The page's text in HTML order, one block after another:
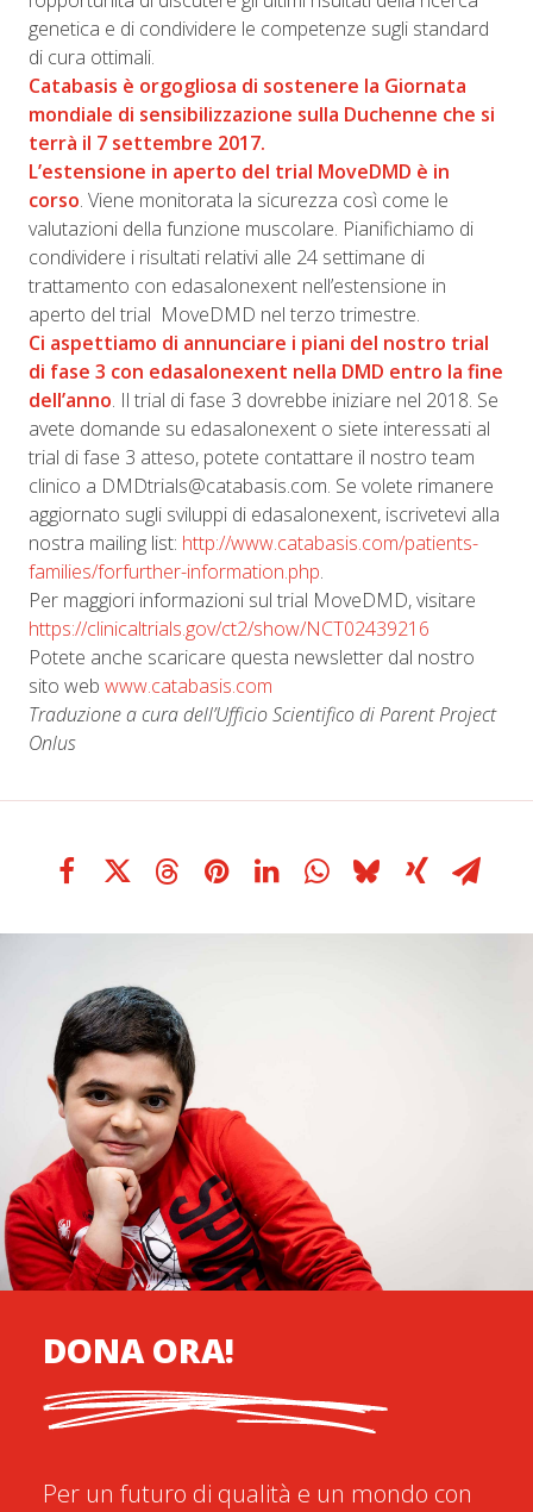
genetica e di condividere le competenze sugli standard
di cura ottimali.
Catabasis è orgogliosa di sostenere la Giornata
mondiale di sensibilizzazione sulla Duchenne che si
terrà il 7 settembre 2017.
L’estensione in aperto del trial MoveDMD è in
corso. Viene monitorata la sicurezza così come le
valutazioni della funzione muscolare. Pianifichiamo di
condividere i risultati relativi alle 24 settimane di
trattamento con edasalonexent nell’estensione in
aperto del trial MoveDMD nel terzo trimestre.
Ci aspettiamo di annunciare i piani del nostro trial
di fase 3 con edasalonexent nella DMD entro la fine
dell’anno. Il trial di fase 3 dovrebbe iniziare nel 2018. Se
avete domande su edasalonexent o siete interessati al
trial di fase 3 atteso, potete contattare il nostro team
clinico a DMDtrials@catabasis.com. Se volete rimanere
aggiornato sugli sviluppi di edasalonexent, iscrivetevi alla
nostra mailing list: http://www.catabasis.com/patients-
families/forfurther-information.php.
Per maggiori informazioni sul trial MoveDMD, visitare
https://clinicaltrials.gov/ct2/show/NCT02439216
Potete anche scaricare questa newsletter dal nostro
sito web www.catabasis.com
Traduzione a cura dell’Ufficio Scientifico di Parent Project
Onlus
DONA ORA!
Per un futuro di qualità e un mondo con